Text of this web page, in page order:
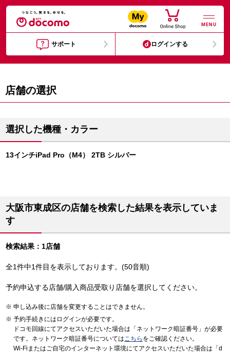
MENU
サポート ログインする
店舗の選択
選択した機種・カラー
13インチiPad Pro（M4） 2TB シルバー
大阪市東成区の店舗を検索した結果を表示していま
す
検索結果：1店舗
全1件中1件目を表示しております。(50音順)
予約申込する店舗/購入商品受取り店舗を選択してください。
申し込み後に店舗を変更することはできません。
予約手続きにはログインが必要です。
ドコモ回線にてアクセスいただいた場合は「ネットワーク暗証番号」が必要
です。ネットワーク暗証番号についてはこちら をご確認ください。
Wi-Fiまたはご自宅のインターネット環境にてアクセスいただいた場合は「d